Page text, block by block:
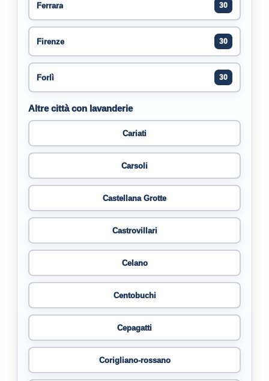
Ferrara 30
Firenze 30
Forlì 30
Altre città con lavanderie
Cariati
Carsoli
Castellana Grotte
Castrovillari
Celano
Centobuchi
Cepagatti
Corigliano-rossano